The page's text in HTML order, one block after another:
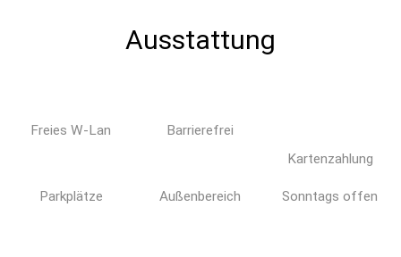
Ausstattung
Freies W-Lan
Barrierefrei
Kartenzahlung
Parkplätze Außenbereich Sonntags offen